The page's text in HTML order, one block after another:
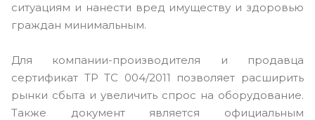
ситуациям и нанести вред имуществу и здоровью
граждан минимальным.
Для компании-производителя и продавца
сертификат ТР ТС 004/2011 позволяет расширить
рынки сбыта и увеличить спрос на оборудование.
Также документ является официальным